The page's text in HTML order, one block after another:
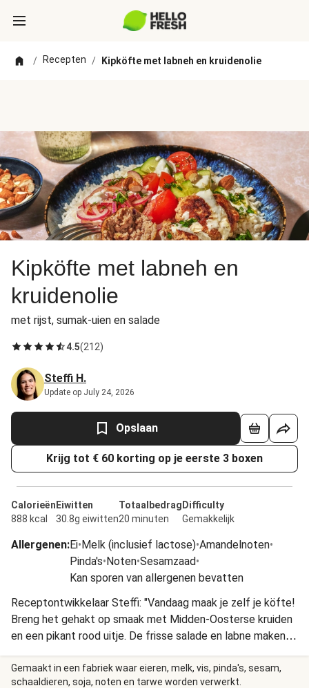
/ Recepten / Kipköfte met labneh en kruidenolie
Kipköfte met labneh en
kruidenolie
met rijst, sumak-uien en salade
4.5(212)
Steffi H.
Update op July 24, 2026
Opslaan
Krijg tot € 60 korting op je eerste 3 boxen
Calorieën
888 kcal
Eiwitten
30.8g eiwitten
Totaalbedrag
20 minuten
Difficulty
Gemakkelijk
Allergenen:Ei•Melk (inclusief lactose)•Amandelnoten•
Pinda's•Noten•Sesamzaad•
Kan sporen van allergenen bevatten
Receptontwikkelaar Steffi: "Vandaag maak je zelf je köfte!
Breng het gehakt op smaak met Midden-Oosterse kruiden
en een pikant rood uitje. De frisse salade en labne maken
het gerecht helemaal af."
Gemaakt in een fabriek waar eieren, melk, vis, pinda's, sesam,
schaaldieren, soja, noten en tarwe worden verwerkt.